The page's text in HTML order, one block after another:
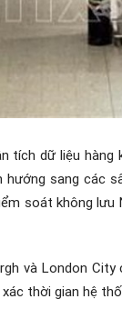
tích dữ liệu
hướng sang các
soát không lưu
và London
thời gian hệ